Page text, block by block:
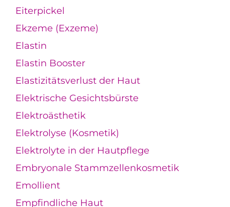
Eiterpickel
Ekzeme (Exzeme)
Elastin
Elastin Booster
Elastizitätsverlust der Haut
Elektrische Gesichtsbürste
Elektroästhetik
Elektrolyse (Kosmetik)
Elektrolyte in der Hautpflege
Embryonale Stammzellenkosmetik
Emollient
Empfindliche Haut